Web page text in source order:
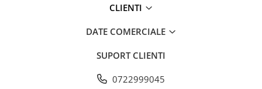
CLIENTI
DATE COMERCIALE
SUPORT CLIENTI
0722999045